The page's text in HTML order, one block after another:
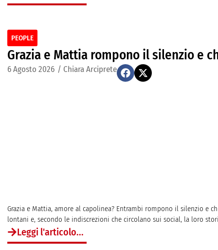
PEOPLE
Grazia e Mattia rompono il silenzio e
6 Agosto 2026 / Chiara Arciprete
Grazia e Mattia, amore al capolinea? Entrambi rompono il silenzio e
lontani e, secondo le indiscrezioni che circolano sui social, la loro
Leggi l'articolo...